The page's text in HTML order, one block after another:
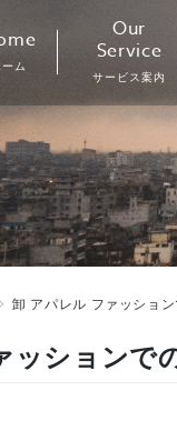
ム
Our
Service
サービス案内
卸 アパレル ファッショ
ッションで